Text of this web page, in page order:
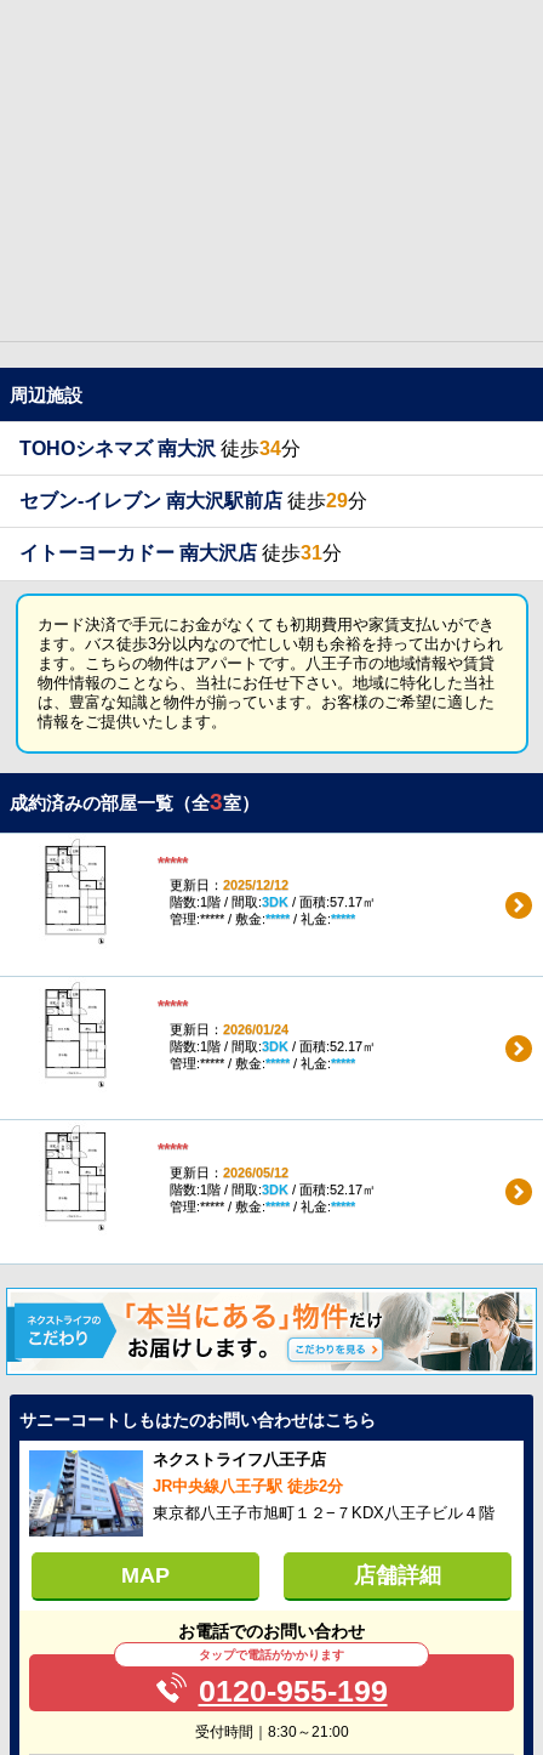
周辺施設
TOHOシネマズ 南大沢 徒歩34分
セブン-イレブン 南大沢駅前店 徒歩29分
イトーヨーカドー 南大沢店 徒歩31分
カード決済で手元にお金がなくても初期費用や家賃支払いができ
ます。バス徒歩3分以内なので忙しい朝も余裕を持って出かけられ
ます。こちらの物件はアパートです。八王子市の地域情報や賃貸
物件情報のことなら、当社にお任せ下さい。地域に特化した当社
は、豊富な知識と物件が揃っています。お客様のご希望に適した
情報をご提供いたします。
成約済みの部屋一覧（全3室）
*****
更新日： 2025/12/12
階数:1階 / 間取:3DK/ 面積:57.17㎡
管理:***** / 敷金:*****/ 礼金:*****
*****
更新日： 2026/01/24
階数:1階 / 間取:3DK/ 面積:52.17㎡
管理:***** / 敷金:*****/ 礼金:*****
*****
更新日： 2026/05/12
階数:1階 / 間取:3DK/ 面積:52.17㎡
管理:***** / 敷金:*****/ 礼金:*****
サニーコートしもはたのお問い合わせはこちら
ネクストライフ八王子店
JR中央線八王子駅 徒歩2分
東京都八王子市旭町１２−７KDX八王子ビル４階
MAP 店舗詳細
お電話でのお問い合わせ
タップで電話がかかります
0120-955-199
受付時間｜8:30～21:00